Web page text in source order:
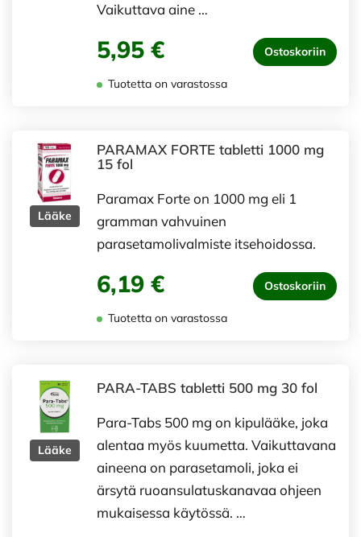
Vaikuttava aine …
5,95 € Ostoskoriin
Tuotetta on varastossa
Lääke
PARAMAX FORTE tabletti 1000 mg
15 fol
Paramax Forte on 1000 mg eli 1
gramman vahvuinen
parasetamolivalmiste itsehoidossa.
6,19 € Ostoskoriin
Tuotetta on varastossa
Lääke
PARA-TABS tabletti 500 mg 30 fol
Para-Tabs 500 mg on kipulääke, joka
alentaa myös kuumetta. Vaikuttavana
aineena on parasetamoli, joka ei
ärsytä ruoansulatuskanavaa ohjeen
mukaisessa käytössä. …